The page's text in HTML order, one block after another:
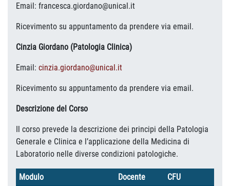
Email: francesca.giordano@unical.it
Ricevimento su appuntamento da prendere via email.
Cinzia Giordano (Patologia Clinica)
Email: cinzia.giordano@unical.it
Ricevimento su appuntamento da prendere via email.
Descrizione del Corso
Il corso prevede la descrizione dei principi della Patologia
Generale e Clinica e l’applicazione della Medicina di
Laboratorio nelle diverse condizioni patologiche.
Modulo Docente
CFU